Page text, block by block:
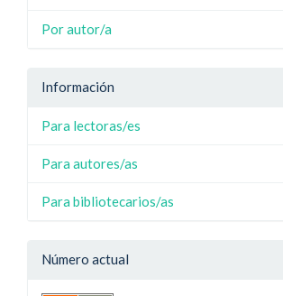
Por autor/a
Información
Para lectoras/es
Para autores/as
Para bibliotecarios/as
Número actual